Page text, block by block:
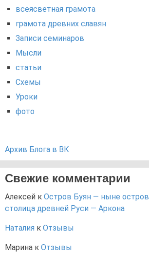
всеясветная грамота
грамота древних славян
Записи семинаров
Мысли
статьи
Схемы
Уроки
фото
Архив Блога в ВК
Свежие комментарии
Алексей к Остров Буян — ныне
столица древней Руси — Аркона
Наталия к Отзывы
Марина к Отзывы